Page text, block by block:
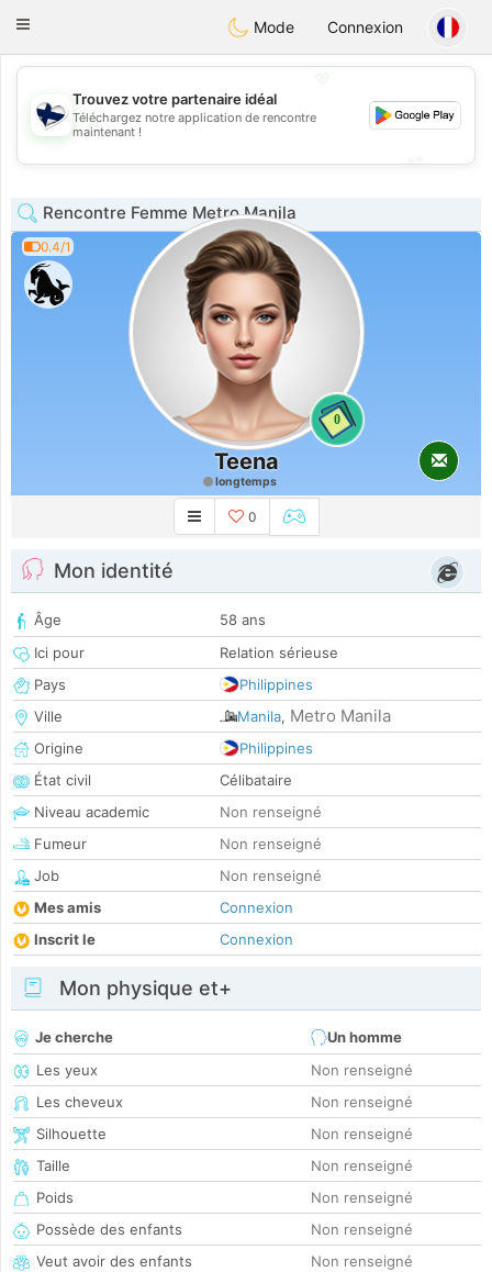
SuomenTreffit
Toggle
Mode Connexion
💖
💕
Trouvez votre partenaire idéal
Téléchargez notre application de rencontre
maintenant !
Rencontre Femme Metro Manila
0.4/1
0
Teena
longtemps
0
Mon identité
Âge
58 ans
Ici pour
Relation sérieuse
Pays
Philippines
Ville
Manila, Metro Manila
Origine
Philippines
État civil
Célibataire
Niveau academic
Non renseigné
Fumeur
Non renseigné
Job
Non renseigné
Mes amis
Connexion
Inscrit le
Connexion
Mon physique et+
Je cherche
Un homme
Les yeux
Non renseigné
Les cheveux
Non renseigné
Silhouette
Non renseigné
Taille
Non renseigné
Poids
Non renseigné
Possède des enfants
Non renseigné
Veut avoir des enfants
Non renseigné